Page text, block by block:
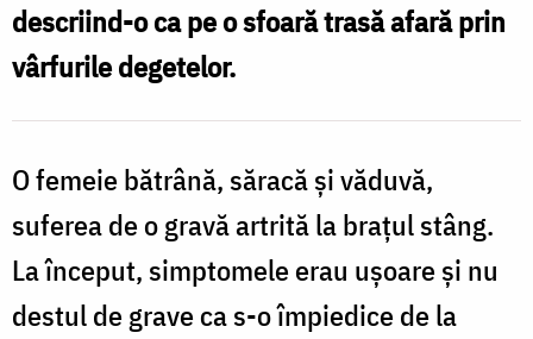
descriind-o ca pe o sfoară trasă afară prin
vârfurile degetelor.
O femeie bătrână, săracă şi văduvă,
suferea de o gravă artrită la braţul stâng.
La început, simptomele erau uşoare şi nu
destul de grave ca s-o împiedice de la